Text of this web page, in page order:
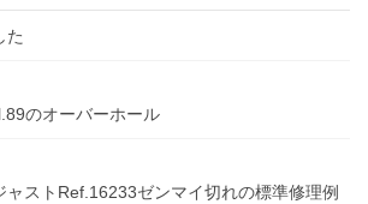
た
のオーバーホール
ャストRef.16233ゼンマイ切れの標準修理例